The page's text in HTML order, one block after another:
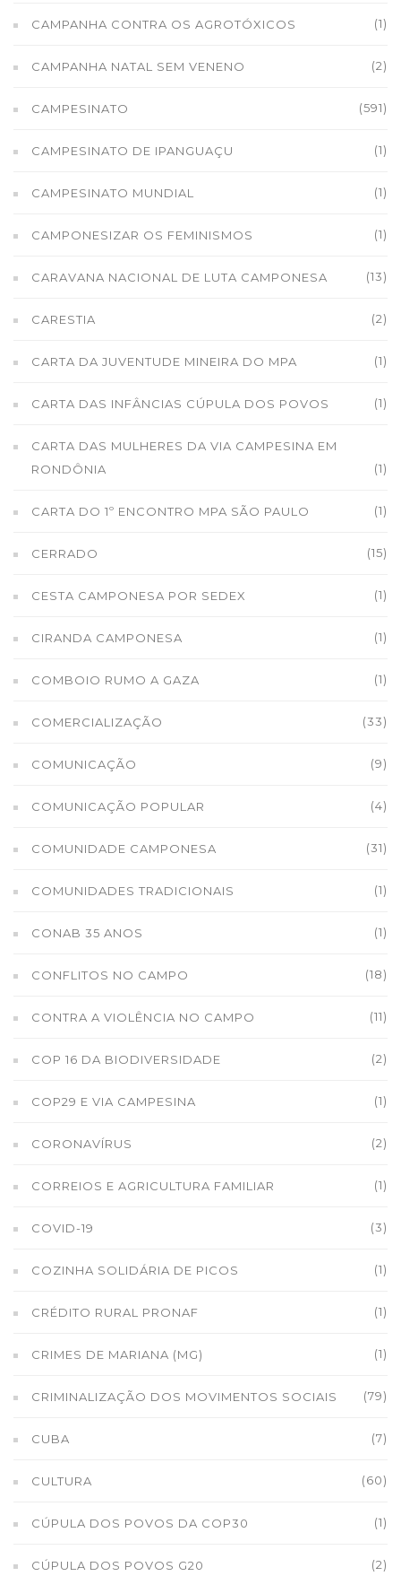
CAMPANHA CONTRA OS AGROTÓXICOS (1)
CAMPANHA NATAL SEM VENENO (2)
CAMPESINATO (591)
CAMPESINATO DE IPANGUAÇU (1)
CAMPESINATO MUNDIAL (1)
CAMPONESIZAR OS FEMINISMOS (1)
CARAVANA NACIONAL DE LUTA CAMPONESA (13)
CARESTIA (2)
CARTA DA JUVENTUDE MINEIRA DO MPA (1)
CARTA DAS INFÂNCIAS CÚPULA DOS POVOS (1)
CARTA DAS MULHERES DA VIA CAMPESINA EM
RONDÔNIA
(1)
CARTA DO 1º ENCONTRO MPA SÃO PAULO (1)
CERRADO (15)
CESTA CAMPONESA POR SEDEX (1)
CIRANDA CAMPONESA (1)
COMBOIO RUMO A GAZA (1)
COMERCIALIZAÇÃO (33)
COMUNICAÇÃO (9)
COMUNICAÇÃO POPULAR (4)
COMUNIDADE CAMPONESA (31)
COMUNIDADES TRADICIONAIS (1)
CONAB 35 ANOS (1)
CONFLITOS NO CAMPO (18)
CONTRA A VIOLÊNCIA NO CAMPO (11)
COP 16 DA BIODIVERSIDADE (2)
COP29 E VIA CAMPESINA (1)
CORONAVÍRUS (2)
CORREIOS E AGRICULTURA FAMILIAR (1)
COVID-19 (3)
COZINHA SOLIDÁRIA DE PICOS (1)
CRÉDITO RURAL PRONAF (1)
CRIMES DE MARIANA (MG) (1)
CRIMINALIZAÇÃO DOS MOVIMENTOS SOCIAIS (79)
CUBA (7)
CULTURA (60)
CÚPULA DOS POVOS DA COP30 (1)
CÚPULA DOS POVOS G20 (2)